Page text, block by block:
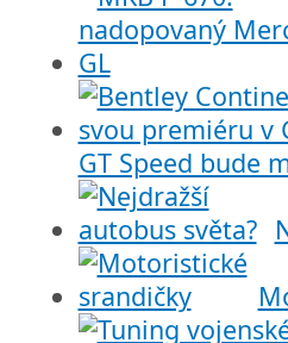
GT Speed bude